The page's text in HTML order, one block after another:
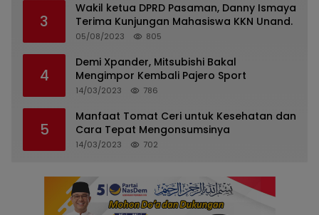
3
Wakil ketua DPRD Pasaman, Danny Ismaya
Terima Kunjungan Mahasiswa KKN Unand.
05/08/2023 805
4
Demi Xpander, Mitsubishi Bakal
Mengimpor Kembali Pajero Sport
14/03/2023 786
5
Manfaat Tomat Ceri untuk Kesehatan dan
Cara Tepat Mengonsumsinya
14/03/2023 702